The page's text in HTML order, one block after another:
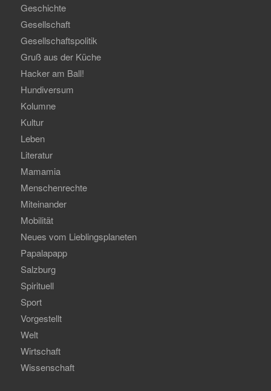
Geschichte
Gesellschaft
Gesellschaftspolitik
Gruß aus der Küche
Hacker am Ball!
Hundiversum
Kolumne
Kultur
Leben
Literatur
Mamamia
Menschenrechte
Miteinander
Mobilität
Neues vom Lieblingsplaneten
Papalapapp
Salzburg
Spirituell
Sport
Vorgestellt
Welt
Wirtschaft
Wissenschaft